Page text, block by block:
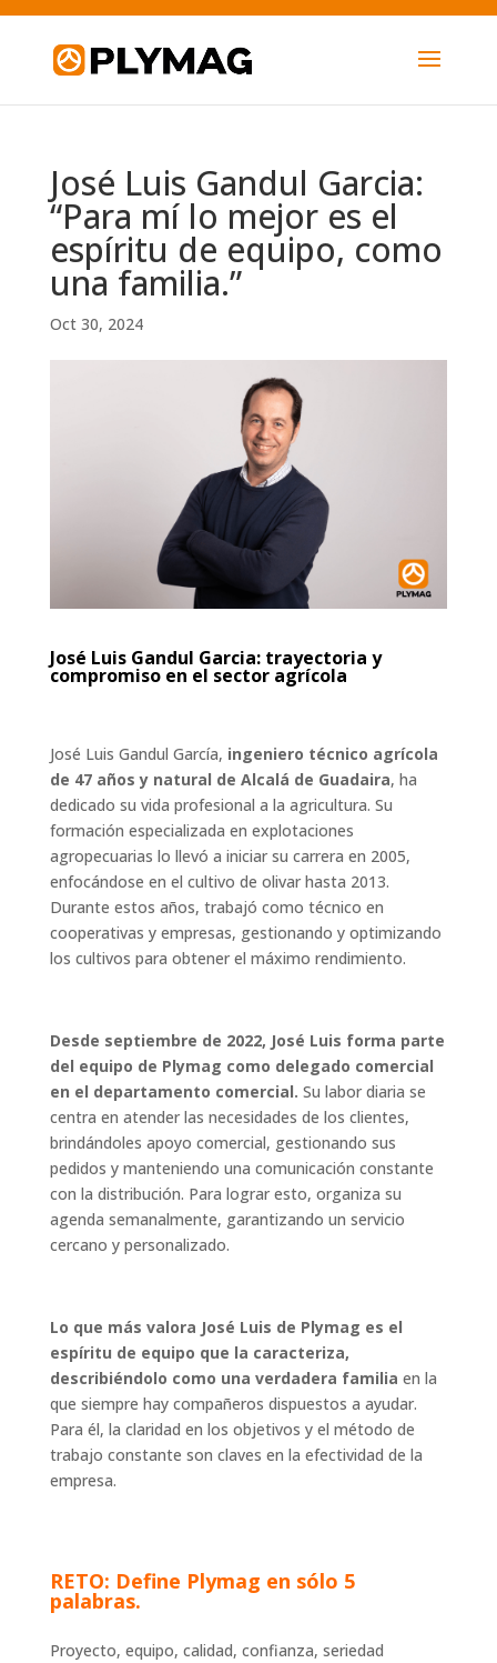
José Luis Gandul Garcia:
“Para mí lo mejor es el
espíritu de equipo, como
una familia.”
Oct 30, 2024
José Luis Gandul Garcia: trayectoria y
compromiso en el sector agrícola
José Luis Gandul García, ingeniero técnico agrícola
de 47 años y natural de Alcalá de Guadaira, ha
dedicado su vida profesional a la agricultura. Su
formación especializada en explotaciones
agropecuarias lo llevó a iniciar su carrera en 2005,
enfocándose en el cultivo de olivar hasta 2013.
Durante estos años, trabajó como técnico en
cooperativas y empresas, gestionando y optimizando
los cultivos para obtener el máximo rendimiento.
Desde septiembre de 2022, José Luis forma parte
del equipo de Plymag como delegado comercial
en el departamento comercial. Su labor diaria se
centra en atender las necesidades de los clientes,
brindándoles apoyo comercial, gestionando sus
pedidos y manteniendo una comunicación constante
con la distribución. Para lograr esto, organiza su
agenda semanalmente, garantizando un servicio
cercano y personalizado.
Lo que más valora José Luis de Plymag es el
espíritu de equipo que la caracteriza,
describiéndolo como una verdadera familia en la
que siempre hay compañeros dispuestos a ayudar.
Para él, la claridad en los objetivos y el método de
trabajo constante son claves en la efectividad de la
empresa.
RETO: Define Plymag en sólo 5
palabras.
Proyecto, equipo, calidad, confianza, seriedad